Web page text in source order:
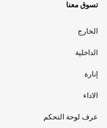
تسوق معنا
الخارج
الداخلية
إنارة
الاداء
عرف لوحة التحكم